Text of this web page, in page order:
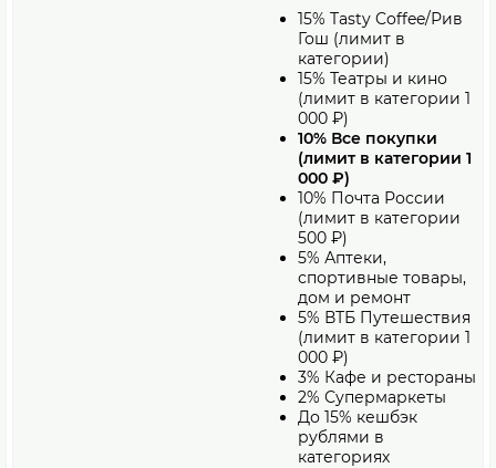
15% Tasty Coffee/Рив
Гош (лимит в
категории)
15% Театры и кино
(лимит в категории 1
000 ₽)
10% Все покупки
(лимит в категории 1
000 ₽)
10% Почта России
(лимит в категории
500 ₽)
5% Аптеки,
спортивные товары,
дом и ремонт
5% ВТБ Путешествия
(лимит в категории 1
000 ₽)
3% Кафе и рестораны
2% Супермаркеты
До 15% кешбэк
рублями в
категориях